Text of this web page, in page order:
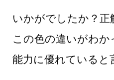
いかがでしたか？正
この色の違いがわか
能力に優れていると